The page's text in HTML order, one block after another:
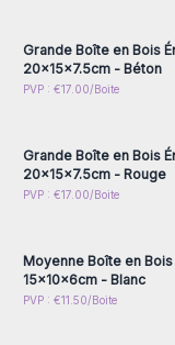
Grande Boîte en Bois
20x15x7.5cm - Béton
PVP : €17.00/Boite
Connectez-vous
Grande Boîte en Bois
20x15x7.5cm - Rouge
PVP : €17.00/Boite
Connectez-vous
Moyenne Boîte en
15x10x6cm - Blanc
PVP : €11.50/Boite
Connectez-vous